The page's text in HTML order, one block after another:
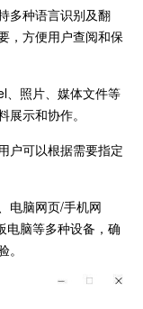
多种语言识别及翻
，方便用户查阅和保
、照片、媒体文件等
示和协作。
户可以根据需要指定
电脑网页/手机网
电脑等多种设备，确